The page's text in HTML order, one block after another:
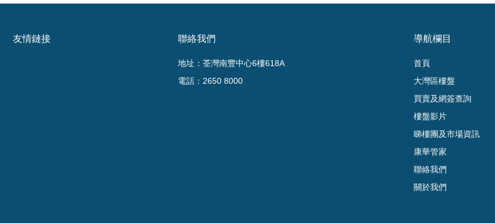
友情鏈接 聯絡我們
地址：荃灣南豐中心6樓618A
電話：2650 8000
導航欄目
首頁
大灣區樓盤
買賣及網簽查詢
樓盤影片
睇樓團及市場資訊
康華管家
聯絡我們
關於我們